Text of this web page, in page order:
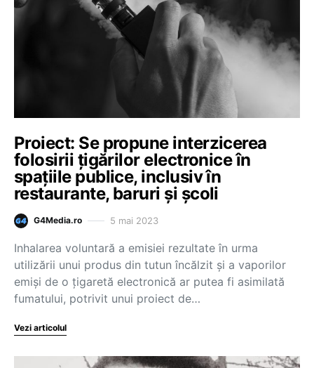
Proiect: Se propune interzicerea
folosirii țigărilor electronice în
spațiile publice, inclusiv în
restaurante, baruri și școli
G4Media.ro 5 mai 2023
Inhalarea voluntară a emisiei rezultate în urma
utilizării unui produs din tutun încălzit şi a vaporilor
emişi de o ţigaretă electronică ar putea fi asimilată
fumatului, potrivit unui proiect de…
Vezi articolul